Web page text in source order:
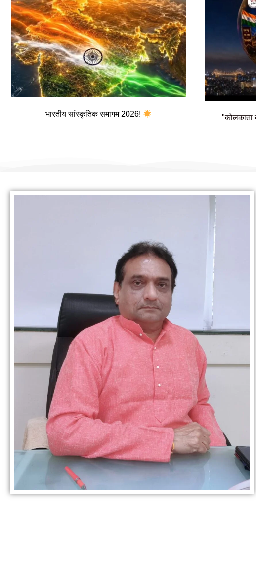
भारतीय सांस्कृतिक समागम 2026! "कोलकाता